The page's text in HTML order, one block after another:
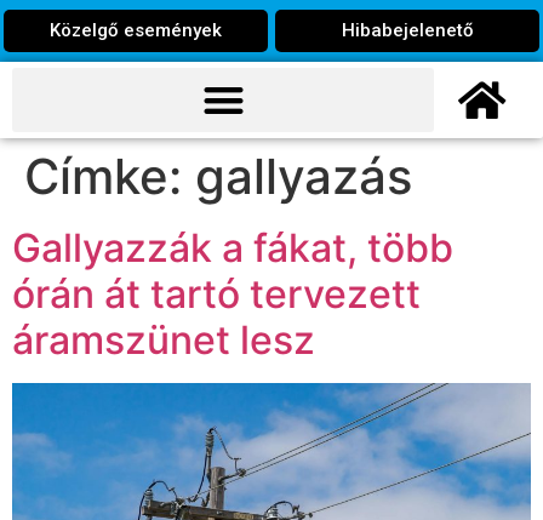
Közelgő események Hibabejelenető
Címke: gallyazás
Gallyazzák a fákat, több
órán át tartó tervezett
áramszünet lesz